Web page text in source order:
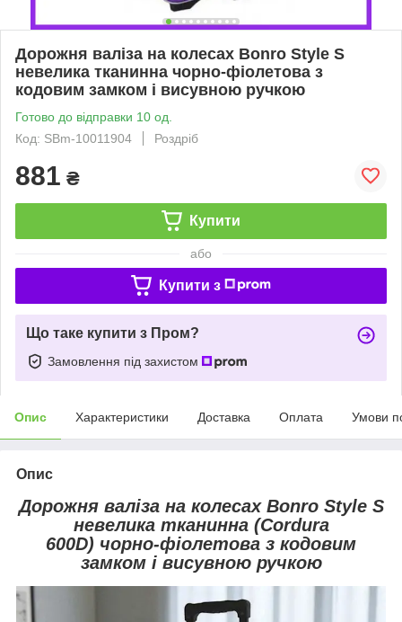
Дорожня валіза на колесах Bonro Style S
невелика тканинна чорно-фіолетова з
кодовим замком і висувною ручкою
Готово до відправки 10 од.
Код: SBm-10011904
Роздріб
881 ₴
Купити
або
Купити з
Що таке купити з Пром?
Замовлення під захистом
Опис Характеристики Доставка Оплата Умови
Опис
Дорожня валіза на колесах Bonro Style S
невелика тканинна (Cordura
600D) чорно-фіолетова з кодовим
замком і висувною ручкою